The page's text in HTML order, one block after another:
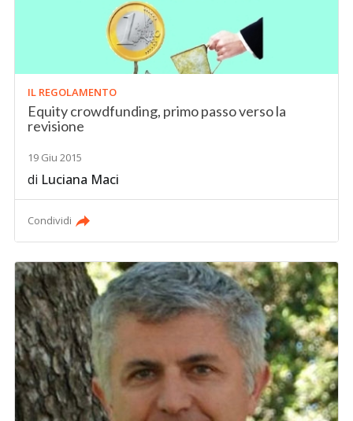
IL REGOLAMENTO
Equity crowdfunding, primo passo verso la
revisione
19 Giu 2015
di Luciana Maci
Condividi